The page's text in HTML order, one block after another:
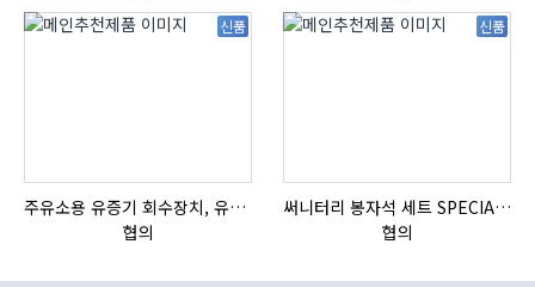
신품
주유소용 유증기 회수장치, 유증기 회수장치, 방폭형, 방폭형 유증기 회수장치
협의
신품
써니터리 봉자석 세트 SPECIAL , 봉자석 , 자석봉 , 호퍼용자석 , 전자석
협의